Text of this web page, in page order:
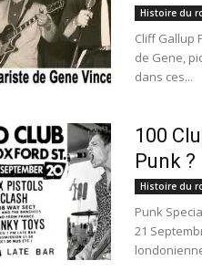
Histoire du
Cliff Gallup
de Gene,
dans ces...
100
Punk ?
Histoire du
Punk
21